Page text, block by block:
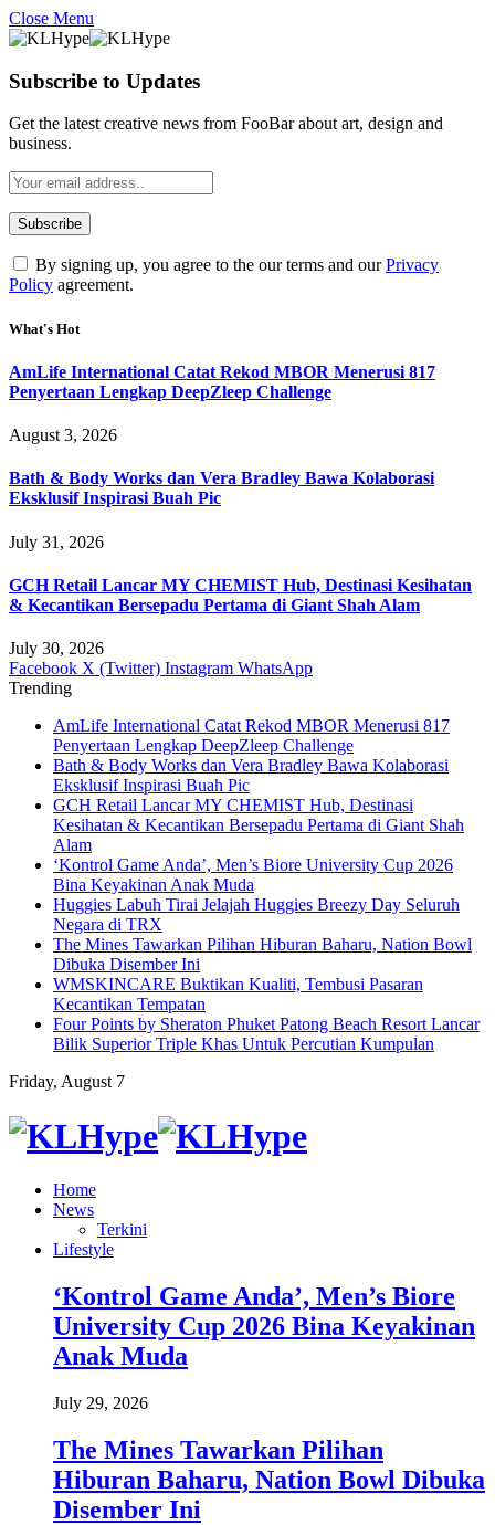
Close Menu
Subscribe to Updates
Get the latest creative news from FooBar about art, design and
business.
By signing up, you agree to the our terms and ourPrivacy
Policy agreement.
What's Hot
AmLife International Catat Rekod MBOR Menerusi 817
Penyertaan Lengkap DeepZleep Challenge
August 3, 2026
Bath & Body Works dan Vera Bradley Bawa Kolaborasi
Eksklusif Inspirasi Buah Pic
July 31, 2026
GCH Retail Lancar MY CHEMIST Hub, Destinasi Kesihatan
& Kecantikan Bersepadu Pertama di Giant Shah Alam
July 30, 2026
Facebook X (Twitter) Instagram WhatsApp
Trending
AmLife International Catat Rekod MBOR Menerusi 817
Penyertaan Lengkap DeepZleep Challenge
Bath & Body Works dan Vera Bradley Bawa Kolaborasi
Eksklusif Inspirasi Buah Pic
GCH Retail Lancar MY CHEMIST Hub, Destinasi
Kesihatan & Kecantikan Bersepadu Pertama di Giant Shah
Alam
‘Kontrol Game Anda’, Men’s Biore University Cup 2026
Bina Keyakinan Anak Muda
Huggies Labuh Tirai Jelajah Huggies Breezy Day Seluruh
Negara di TRX
The Mines Tawarkan Pilihan Hiburan Baharu, Nation Bowl
Dibuka Disember Ini
WMSKINCARE Buktikan Kualiti, Tembusi Pasaran
Kecantikan Tempatan
Four Points by Sheraton Phuket Patong Beach Resort Lancar
Bilik Superior Triple Khas Untuk Percutian Kumpulan
Friday, August 7
Home
News
Terkini
Lifestyle
‘Kontrol Game Anda’, Men’s Biore
University Cup 2026 Bina Keyakinan
Anak Muda
July 29, 2026
The Mines Tawarkan Pilihan
Hiburan Baharu, Nation Bowl Dibuka
Disember Ini